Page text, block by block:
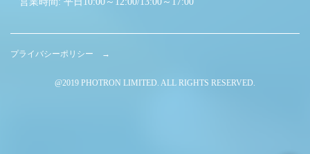
プライバシーポリシー →
@2019 PHOTRON LIMITED. ALL RIGHTS RESERVED.